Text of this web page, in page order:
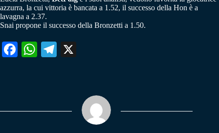
azzurra, la cui vittoria è bancata a 1.52, il successo della Hon è a
lavagna a 2.37.
Snai propone il successo della Bronzetti a 1.50.
Fa W
pp
Te
m